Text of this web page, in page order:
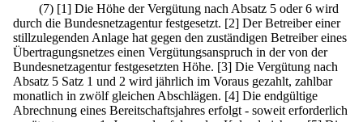
(7) [1] Die Höhe der Vergütung nach Absatz 5 oder 6 wird
durch die Bundesnetzagentur festgesetzt. [2] Der Betreiber einer
stillzulegenden Anlage hat gegen den zuständigen Betreiber eines
Übertragungsnetzes einen Vergütungsanspruch in der von der
Bundesnetzagentur festgesetzten Höhe. [3] Die Vergütung nach
Absatz 5 Satz 1 und 2 wird jährlich im Voraus gezahlt, zahlbar
monatlich in zwölf gleichen Abschlägen. [4] Die endgültige
Abrechnung eines Bereitschaftsjahres erfolgt - soweit erforderlich